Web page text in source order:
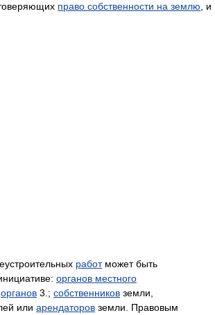
право собственности на землю , и
работможет быть
органов местного
органов 3.; собственников земли,
или арендаторов земли. Правовым